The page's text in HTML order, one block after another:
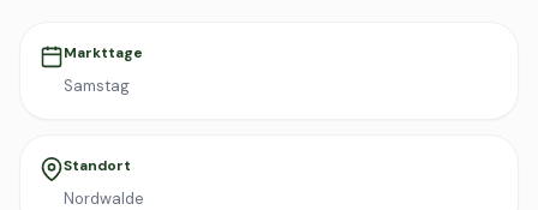
Markttage
Samstag
Standort
Nordwalde